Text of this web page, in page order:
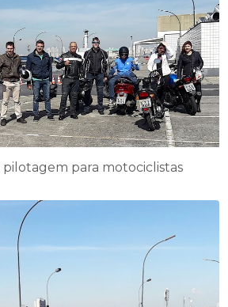
para motociclistas